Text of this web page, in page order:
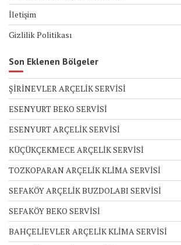
İletişim
Gizlilik Politikası
Son Eklenen Bölgeler
ŞİRİNEVLER ARÇELİK SERVİSİ
ESENYURT BEKO SERVİSİ
ESENYURT ARÇELİK SERVİSİ
KÜÇÜKÇEKMECE ARÇELİK SERVİSİ
TOZKOPARAN ARÇELİK KLİMA SERVİSİ
SEFAKÖY ARÇELİK BUZDOLABI SERVİSİ
SEFAKÖY BEKO SERVİSİ
BAHÇELİEVLER ARÇELİK KLİMA SERVİSİ